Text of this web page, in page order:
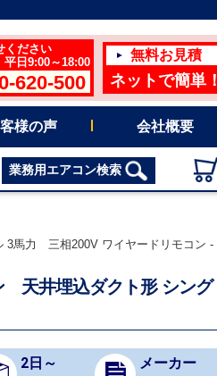
ください
日9:00～18:00
620-500
無料お見積
ネットで簡単！
様の声 会社概要
業務用エアコン検索
馬力 三相200V ワイヤードリモコン -
井埋込ダクト形 シング
2日～
メーカー